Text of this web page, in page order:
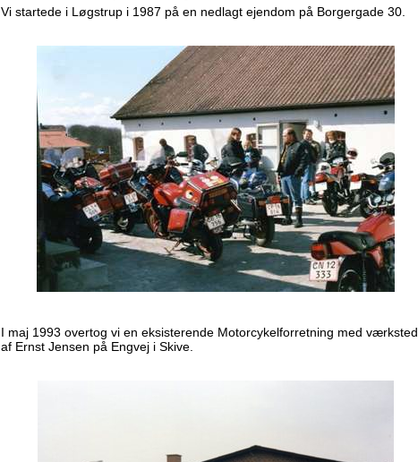
​Vi startede i Løgstrup i 1987 på en nedlagt ejendom på Borgergade 30.​
I maj 1993 overtog vi en eksisterende Motorcykelforretning med værksted
af Ernst Jensen på Engvej i Skive.